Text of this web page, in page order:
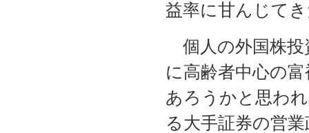
益率に甘んじて
個人の外国株投
に高齢者中心の
あろうかと思わ
る大手証券の営